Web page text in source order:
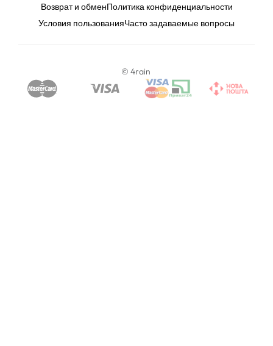
Возврат и обменПолитика конфиденциальности
Условия пользованияЧасто задаваемые вопросы
© 4rain